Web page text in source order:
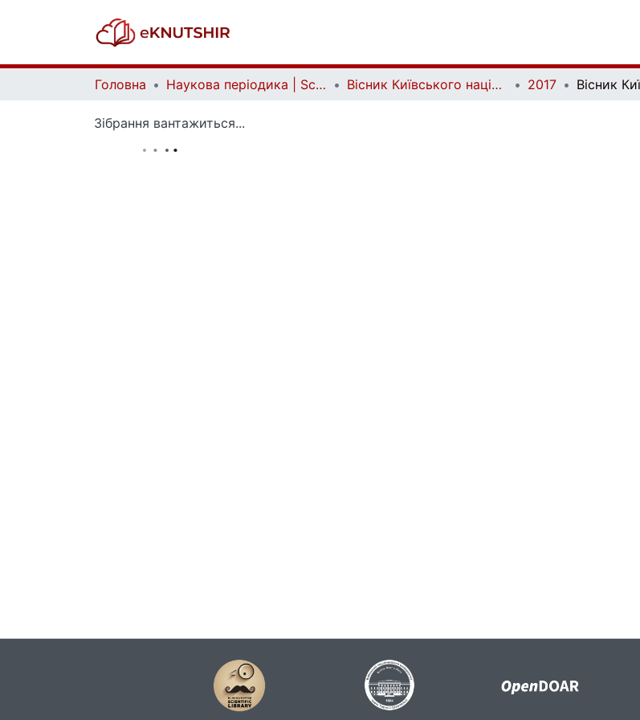
Головна Наукова періодика | Scientific periodicals Вісник Київського національного університету імені Тараса Шевченка. Геологія | Visnyk of Taras Shevchenko National University of Kyiv. Geology 2017
Зібрання вантажиться...